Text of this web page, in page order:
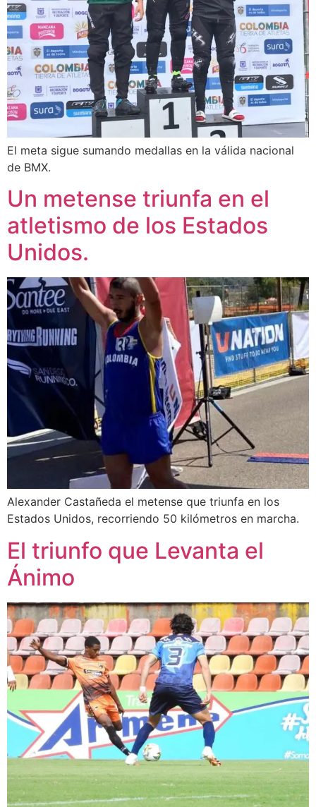
El meta sigue sumando medallas en la válida nacional
de BMX.
Un metense triunfa en el
atletismo de los Estados
Unidos.
Alexander Castañeda el metense que triunfa en los
Estados Unidos, recorriendo 50 kilómetros en marcha.
El triunfo que Levanta el
Ánimo